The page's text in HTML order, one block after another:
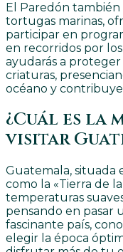
El Paredón también
tortugas marinas,
participar en
en recorridos por
ayudarás a
criaturas,
océano y
¿Cuál es la
visitar
Guatemala, situada
como la «Tierra de
temperaturas
pensando en pasar
fascinante país,
elegir la época